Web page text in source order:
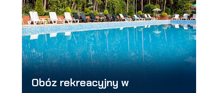
Obóz rekreacyjny w